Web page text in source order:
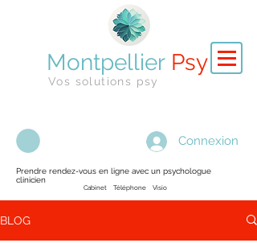
Montpellier Psy
Vos solutions psy
Connexion
Prendre rendez-vous en ligne avec un psychologue
clinicien
Cabinet Téléphone Visio
BLOG